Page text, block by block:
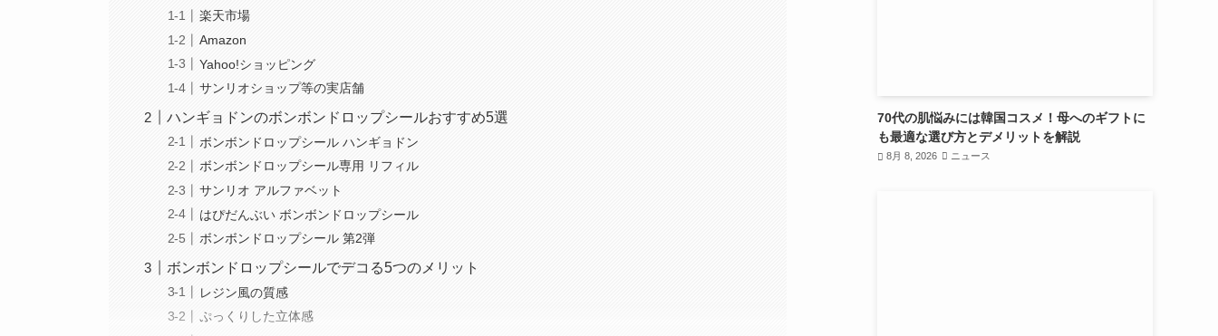
楽天市場
Amazon
Yahoo!ショッピング
サンリオショップ等の実店舗
ハンギョドンのボンボンドロップシールおすすめ5選
ボンボンドロップシール ハンギョドン
ボンボンドロップシール専用 リフィル
サンリオ アルファベット
はぴだんぶい ボンボンドロップシール
ボンボンドロップシール 第2弾
ボンボンドロップシールでデコる5つのメリット
レジン風の質感
ぷっくりした立体感
70代の肌悩みには韓国コスメ！母へのギフトに
も最適な選び方とデメリットを解説
8月 8, 2026 ニュース